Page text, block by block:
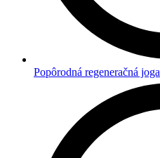
Popôrodná regeneračná joga